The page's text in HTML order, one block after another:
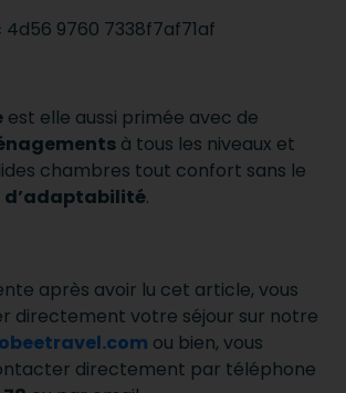
est elle aussi primée avec de
à tous les niveaux et
chambres tout confort sans le
d’adaptabilité.
après avoir lu cet article, vous
directement votre séjour sur notre
ou bien, vous
directement par téléphone